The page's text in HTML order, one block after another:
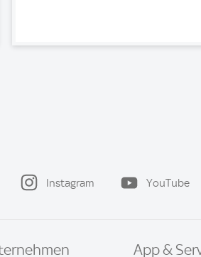
Instagram YouTube
App &